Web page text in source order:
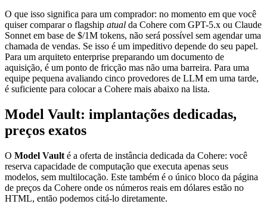
O que isso significa para um comprador: no momento em que você
quiser comparar o flagship atual da Cohere com GPT-5.x ou Claude
Sonnet em base de $/1M tokens, não será possível sem agendar uma
chamada de vendas. Se isso é um impeditivo depende do seu papel.
Para um arquiteto enterprise preparando um documento de
aquisição, é um ponto de fricção mas não uma barreira. Para uma
equipe pequena avaliando cinco provedores de LLM em uma tarde,
é suficiente para colocar a Cohere mais abaixo na lista.
Model Vault: implantações dedicadas,
preços exatos
O Model Vault é a oferta de instância dedicada da Cohere: você
reserva capacidade de computação que executa apenas seus
modelos, sem multilocação. Este também é o único bloco da página
de preços da Cohere onde os números reais em dólares estão no
HTML, então podemos citá-lo diretamente.